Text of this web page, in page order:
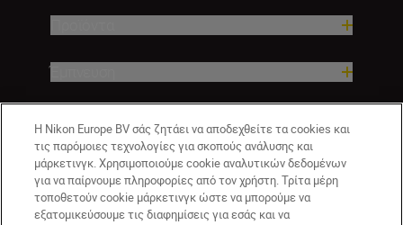
Εταιρεία
Η Nikon Europe BV σάς ζητάει να αποδεχθείτε τα cookies και
τις παρόμοιες τεχνολογίες για σκοπούς ανάλυσης και
μάρκετινγκ. Χρησιμοποιούμε cookie αναλυτικών δεδομένων
για να παίρνουμε πληροφορίες από τον χρήστη. Τρίτα μέρη
τοποθετούν cookie μάρκετινγκ ώστε να μπορούμε να
εξατομικεύσουμε τις διαφημίσεις για εσάς και να